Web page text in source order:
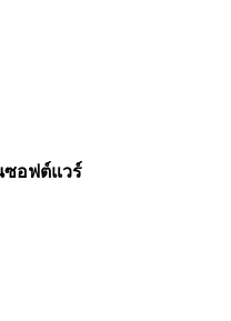
อฟต์แวร์